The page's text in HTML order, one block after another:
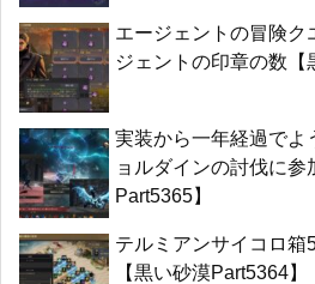
エージェントの冒険ク
ジェントの印章の数【
実装から一年経過でよ
ョルダインの討伐に
Part5365】
テルミアンサイコロ箱
【黒い砂漠Part5364】